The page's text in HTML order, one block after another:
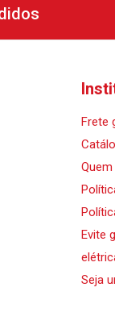
Frete
Evite
Seja